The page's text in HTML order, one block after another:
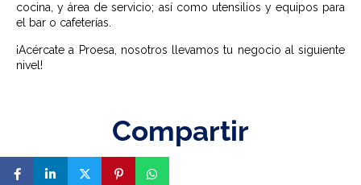
cocina, y área de servicio; así como utensilios y equipos para
el bar o cafeterías.
¡Acércate a Proesa , nosotros llevamos tu negocio al siguiente
nivel!
Compartir